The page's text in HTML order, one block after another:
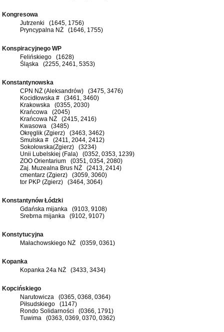
Kongresowa
Jutrzenki (1645, 1756)
Pryncypalna NŻ (1646, 1755)
Konspiracyjnego WP
Felińskiego (1628)
Śląska (2255, 2461, 5353)
Konstantynowska
CPN NŻ (Aleksandrów) (3475, 3476)
Kocidłowska # (3461, 3460)
Krakowska (0355, 2030)
Krańcowa (2045)
Krańcowa NŻ (2415, 2416)
Kwasowa (3485)
Okręglik (Zgierz) (3463, 3462)
Smulska # (2411, 2044, 2412)
Sokołowska(Zgierz) (3234)
Unii Lubelskiej (Fala) (0352, 0353, 1239)
ZOO Orientarium (0351, 0354, 2080)
Zaj. Muzealna Brus NŻ (2413, 2414)
cmentarz (Zgierz) (3059, 3060)
tor PKP (Zgierz) (3464, 3064)
Konstantynów Łódzki
Gdańska mijanka (9103, 9108)
Srebrna mijanka (9102, 9107)
Konstytucyjna
Małachowskiego NŻ (0359, 0361)
Kopanka
Kopanka 24a NŻ (3433, 3434)
Kopcińskiego
Narutowicza (0365, 0368, 0364)
Piłsudskiego (1147)
Rondo Solidarności (0366, 1791)
Tuwima (0363, 0369, 0370, 0362)